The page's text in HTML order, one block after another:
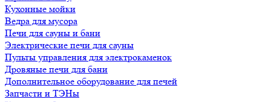
Кухонные мойки
Ведра для мусора
Печи для сауны и бани
Электрические печи для сауны
Пульты управления для электрокаменок
Дровяные печи для бани
Дополнительное оборудование для печей
Запчасти и ТЭНы